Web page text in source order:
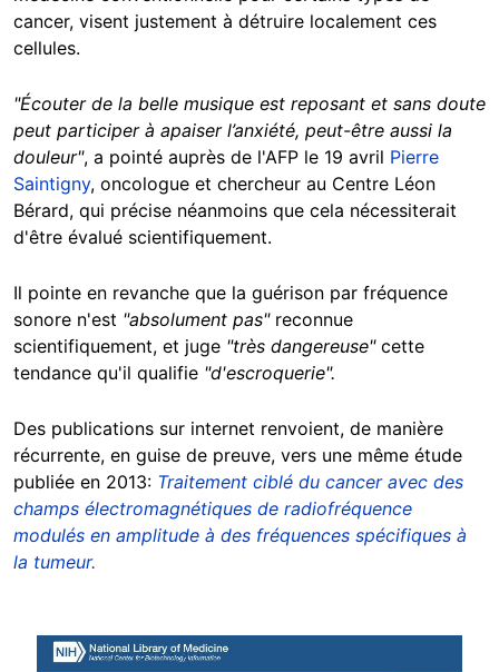
cancer, visent justement à détruire localement ces
cellules.
"Écouter de la belle musique est reposant et sans doute
peut participer à apaiser l’anxiété, peut-être aussi la
douleur", a pointé auprès de l'AFP le 19 avril Pierre
Saintigny, oncologue et chercheur au Centre Léon
Bérard, qui précise néanmoins que cela nécessiterait
d'être évalué scientifiquement.
Il pointe en revanche que la guérison par fréquence
sonore n'est "absolument pas"reconnue
scientifiquement, et juge "très dangereuse" cette
tendance qu'il qualifie "d'escroquerie".
Des publications sur internet renvoient, de manière
récurrente, en guise de preuve, vers une même étude
publiée en 2013: Traitement ciblé du cancer avec des
champs électromagnétiques de radiofréquence
modulés en amplitude à des fréquences spécifiques à
la tumeur.
Image